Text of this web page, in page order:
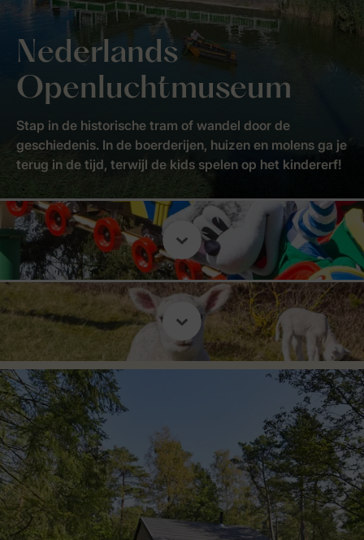
Nederlands
Openluchtmuseum
Stap in de historische tram of wandel door de
geschiedenis. In de boerderijen, huizen en molens ga je
terug in de tijd, terwijl de kids spelen op het kindererf!